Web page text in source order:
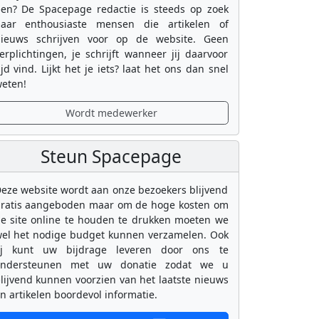
De Spacepage redactie is steeds op zoek
enthousiaste mensen die artikelen of
schrijven voor op de website. Geen
je schrijft wanneer jij daarvoor
vind. Lijkt het je iets? laat het ons dan snel
Wordt medewerker
Steun Spacepage
website wordt aan onze bezoekers blijvend
aangeboden maar om de hoge kosten om
site online te houden te drukken moeten we
het nodige budget kunnen verzamelen. Ook
kunt uw bijdrage leveren door ons te
met uw donatie zodat we u
kunnen voorzien van het laatste nieuws
artikelen boordevol informatie.